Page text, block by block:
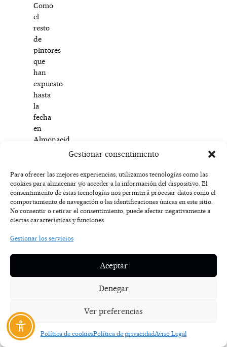
Gestionar consentimiento
Para ofrecer las mejores experiencias, utilizamos tecnologías como las
cookies para almacenar y/o acceder a la información del dispositivo. El
consentimiento de estas tecnologías nos permitirá procesar datos como el
comportamiento de navegación o las identificaciones únicas en este sitio.
No consentir o retirar el consentimiento, puede afectar negativamente a
ciertas características y funciones.
Gestionar los servicios
Aceptar
Denegar
Ver preferencias
Política de cookiesPolítica de privacidadAviso Legal
Como
el
resto
de
pintores
que
han
expuesto
hasta
la
fecha
en
Almonacid,
agradecido
por
la
iniciativa.
“Doy
gracias
pintores
a